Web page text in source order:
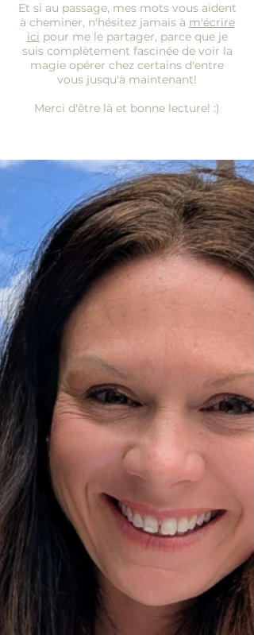
Et si au passage, mes mots vous aident
à cheminer, n'hésitez jamais à m'écrire
ici pour me le partager, parce que je
suis complètement fascinée de voir la
magie opérer chez certains d'entre
vous jusqu'à maintenant!
Merci d'être là et bonne lecture! :)